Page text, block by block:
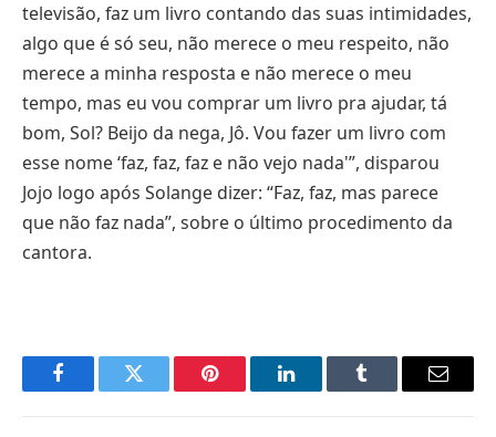
televisão, faz um livro contando das suas intimidades,
algo que é só seu, não merece o meu respeito, não
merece a minha resposta e não merece o meu
tempo, mas eu vou comprar um livro pra ajudar, tá
bom, Sol? Beijo da nega, Jô. Vou fazer um livro com
esse nome ‘faz, faz, faz e não vejo nada'”, disparou
Jojo logo após Solange dizer: “Faz, faz, mas parece
que não faz nada”, sobre o último procedimento da
cantora.
FacebookTwitter Pinterest LinkedInTumblr
E-